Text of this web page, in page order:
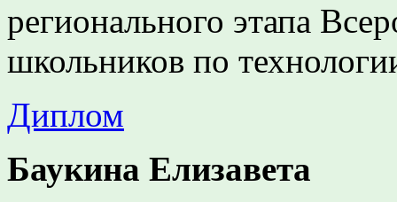
регионального этапа
школьников по
Диплом
Баукина Елизавета